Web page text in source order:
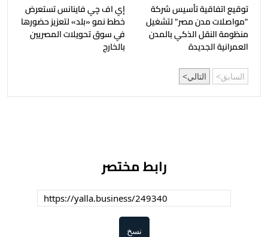
توقيع اتفاقية تأسيس شركة
"مواصلات مدن مصر" لتشغيل
منظومة النقل الذكي بالمدن
العمرانية الجديدة
إي اف چي فاينانس تستعرض
خطط نمو «بلد» لتعزيز حضورها
في سوق تحويلات المصريين
بالخارج
السابق التالي
رابط مختصر
نسخ